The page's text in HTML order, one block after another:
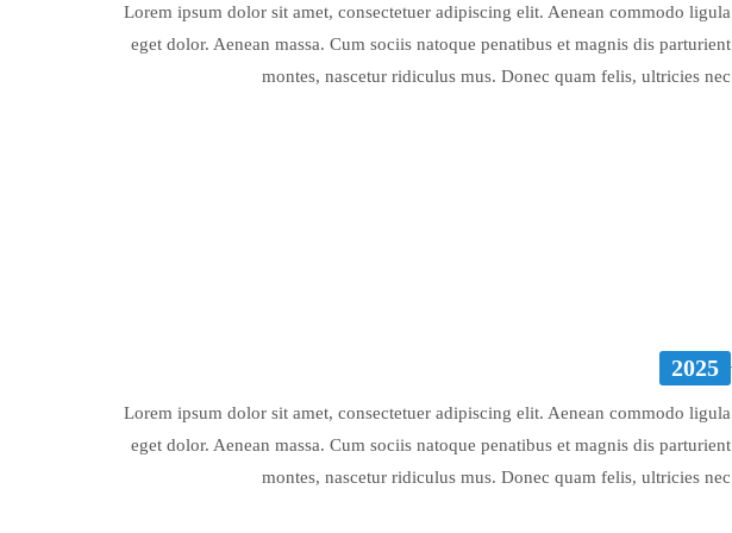
Lorem ipsum dolor sit amet, consectetuer adipiscing elit. Aenean commodo ligula
eget dolor. Aenean massa. Cum sociis natoque penatibus et magnis dis parturient
montes, nascetur ridiculus mus. Donec quam felis, ultricies nec
2025
Lorem ipsum dolor sit amet, consectetuer adipiscing elit. Aenean commodo ligula
eget dolor. Aenean massa. Cum sociis natoque penatibus et magnis dis parturient
montes, nascetur ridiculus mus. Donec quam felis, ultricies nec